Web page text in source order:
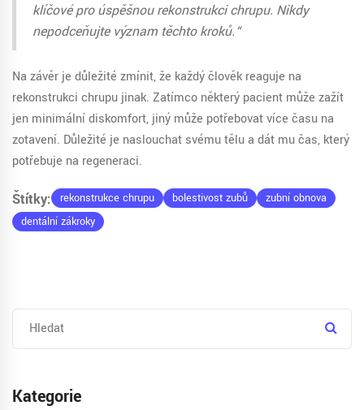
klíčové pro úspěšnou rekonstrukci chrupu. Nikdy
nepodceňujte význam těchto kroků.“
Na závěr je důležité zmínit, že každý člověk reaguje na
rekonstrukci chrupu jinak. Zatímco některý pacient může zažít
jen minimální diskomfort, jiný může potřebovat více času na
zotavení. Důležité je naslouchat svému tělu a dát mu čas, který
potřebuje na regeneraci.
Štítky: rekonstrukce chrupu bolestivost zubů
zubní obnova
dentální zákroky
Kategorie